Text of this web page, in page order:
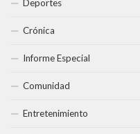
Deportes
Crónica
Informe Especial
Comunidad
Entretenimiento